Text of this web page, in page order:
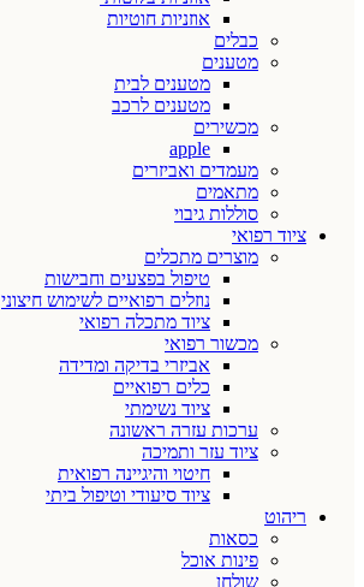
אוזניות חוטיות
כבלים
מטענים
מטענים לבית
מטענים לרכב
מכשירים
apple
מעמדים ואביזרים
מתאמים
סוללות גיבוי
ציוד רפואי
מוצרים מתכלים
טיפול בפצעים וחבישות
נוזלים רפואיים לשימוש חיצוני
ציוד מתכלה רפואי
מכשור רפואי
אביזרי בדיקה ומדידה
כלים רפואיים
ציוד נשימתי
ערכות עזרה ראשונה
ציוד עזר ותמיכה
חיטוי והיגיינה רפואית
ציוד סיעודי וטיפול ביתי
ריהוט
כסאות
פינות אוכל
שולחן